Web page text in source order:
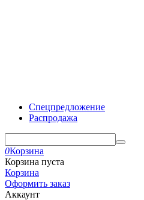
Спецпредложение
Распродажа
0Корзина
Корзина пуста
Корзина
Оформить заказ
Аккаунт